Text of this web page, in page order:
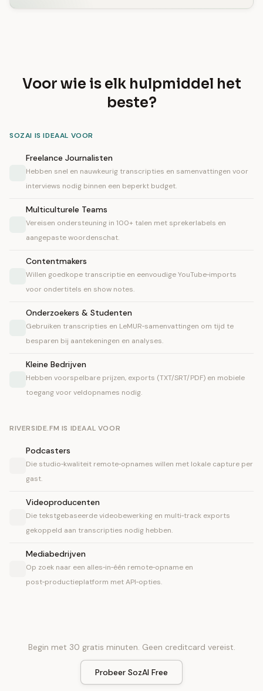
Voor wie is elk hulpmiddel het
beste?
SOZAI IS IDEAAL VOOR
Freelance Journalisten
Hebben snel en nauwkeurig transcripties en samenvattingen voor
interviews nodig binnen een beperkt budget.
Multiculturele Teams
Vereisen ondersteuning in 100+ talen met sprekerlabels en
aangepaste woordenschat.
Contentmakers
Willen goedkope transcriptie en eenvoudige YouTube‑imports
voor ondertitels en show notes.
Onderzoekers & Studenten
Gebruiken transcripties en LeMUR‑samenvattingen om tijd te
besparen bij aantekeningen en analyses.
Kleine Bedrijven
Hebben voorspelbare prijzen, exports (TXT/SRT/PDF) en mobiele
toegang voor veldopnames nodig.
RIVERSIDE.FM IS IDEAAL VOOR
Podcasters
Die studio‑kwaliteit remote‑opnames willen met lokale capture per
gast.
Videoproducenten
Die tekstgebaseerde videobewerking en multi‑track exports
gekoppeld aan transcripties nodig hebben.
Mediabedrijven
Op zoek naar een alles‑in‑één remote‑opname en
post‑productieplatform met API‑opties.
Begin met 30 gratis minuten. Geen creditcard vereist.
Probeer SozAI Free